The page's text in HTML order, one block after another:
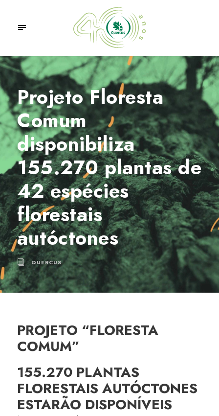
Projeto Floresta
Comum
disponibiliza
155.270 plantas de
42 espécies
florestais
autóctones
QUERCUS
PROJETO “FLORESTA
COMUM”
155.270 PLANTAS
FLORESTAIS AUTÓCTONES
ESTARÃO DISPONÍVEIS